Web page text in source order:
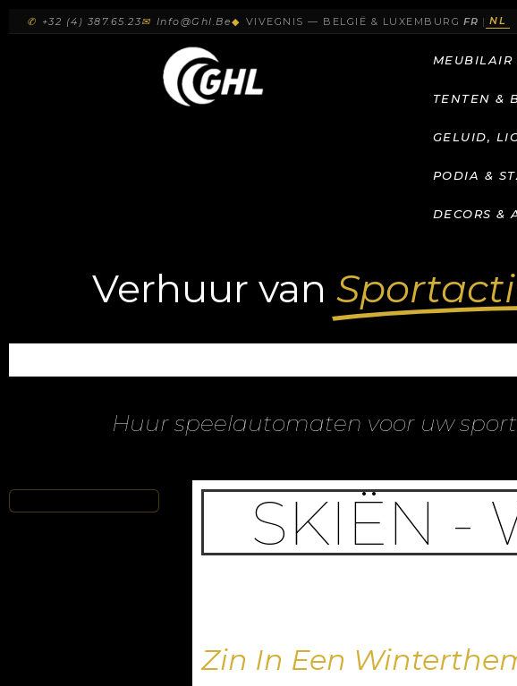
✆ +32 (4) 387.65.23✉ Info@ghl.be◆ VIVEGNIS — BELGIË & LUXEMBURG FR | NL
MEUBILAIR
TENTEN &
GELUID,
PODIA &
DECORS &
Verhuur van
Huur speelautomaten voor uw
SKIËN -
Zin In Een